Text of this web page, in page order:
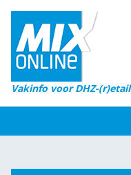
Vakinfo voor DHZ-(r)etail
Home
Magazines
DHZ Sessie
Marktcijfers